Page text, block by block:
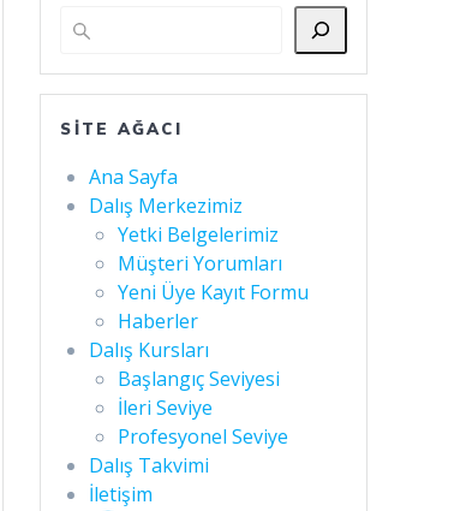
SITE AĞACI
Ana Sayfa
Dalış Merkezimiz
Yetki Belgelerimiz
Müşteri Yorumları
Yeni Üye Kayıt Formu
Haberler
Dalış Kursları
Başlangıç Seviyesi
İleri Seviye
Profesyonel Seviye
Dalış Takvimi
İletişim